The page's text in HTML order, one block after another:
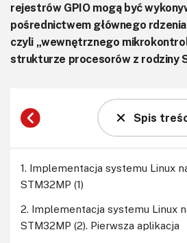
rejestrów GPIO mogą być
pośrednictwem głównego
czyli „wewnętrznego
strukturze procesorów z rodziny
Spis
1. Implementacja systemu Linux
STM32MP (1)
2. Implementacja systemu Linux
STM32MP (2). Pierwsza aplikacja